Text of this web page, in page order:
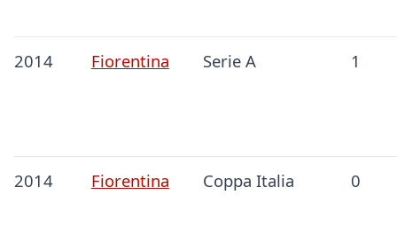
2014 Fiorentina Serie A 1
2014 Fiorentina Coppa Italia 0